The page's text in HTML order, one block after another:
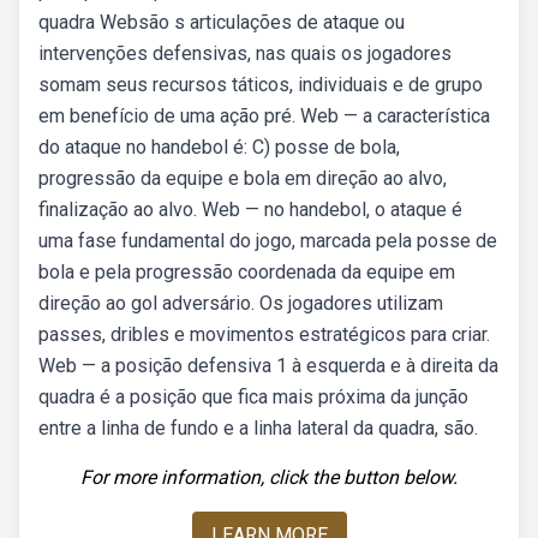
quadra Websão s articulações de ataque ou
intervenções defensivas, nas quais os jogadores
somam seus recursos táticos, individuais e de grupo
em benefício de uma ação pré. Web — a característica
do ataque no handebol é: C) posse de bola,
progressão da equipe e bola em direção ao alvo,
finalização ao alvo. Web — no handebol, o ataque é
uma fase fundamental do jogo, marcada pela posse de
bola e pela progressão coordenada da equipe em
direção ao gol adversário. Os jogadores utilizam
passes, dribles e movimentos estratégicos para criar.
Web — a posição defensiva 1 à esquerda e à direita da
quadra é a posição que fica mais próxima da junção
entre a linha de fundo e a linha lateral da quadra, são.
For more information, click the button below.